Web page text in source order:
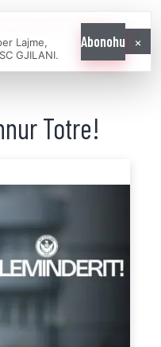
Totre!
Lajme,
GJILANI.
Abonohu ×